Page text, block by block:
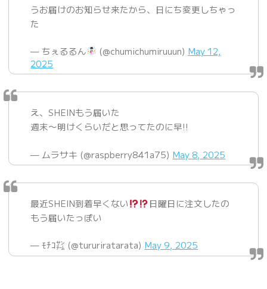
うお届けのお知らせ来たから、日にち変更しちゃっ
た
— ちぇるるん (@chumichumiruuun) May 12,
2025
え、SHEINもう届いた
週末〜明けくらいだと思ってたのに早!!
— ムラサキ (@raspberry841a75) May 8, 2025
最近SHEIN到着早くない
日曜日に注文したの
もう届いたっぽい
— ﾓﾁｺ㌠ (@tururiratarata) May 9, 2025